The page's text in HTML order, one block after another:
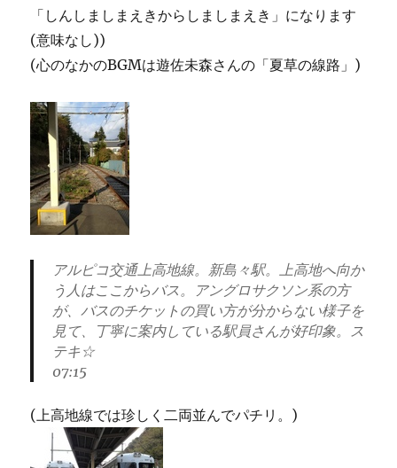
「しんしましまえきからしましまえき」になります
(意味なし))
(心のなかのBGMは遊佐未森さんの「夏草の線路」)
アルピコ交通上高地線。新島々駅。上高地へ向か
う人はここからバス。アングロサクソン系の方
が、バスのチケットの買い方が分からない様子を
見て、丁寧に案内している駅員さんが好印象。ス
テキ☆
07:15
(上高地線では珍しく二両並んでパチリ。)